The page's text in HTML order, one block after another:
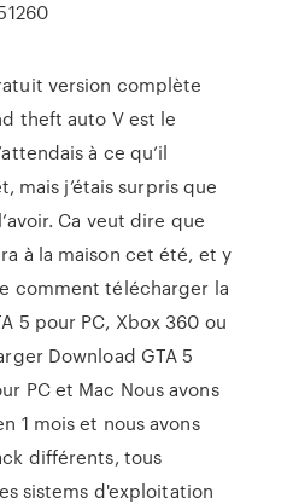
version complète
theft auto V est le
à ce qu’il
mais j’étais surpris que
Ca veut dire que
à la maison cet été, et y
comment télécharger la
5 pour PC, Xbox 360 ou
Download GTA 5
PC et Mac Nous avons
1 mois et nous avons
différents, tous
sistems d'exploitation